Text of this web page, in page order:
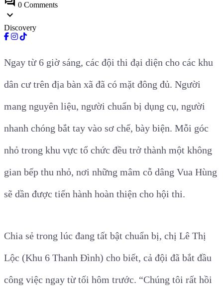
0 Comments
expand_more
Discovery
Ngay từ 6 giờ sáng, các đội thi đại diện cho các khu
dân cư trên địa bàn xã đã có mặt đông đủ. Người
mang nguyên liệu, người chuẩn bị dụng cụ, người
nhanh chóng bắt tay vào sơ chế, bày biện. Mỗi góc
nhỏ trong khu vực tổ chức đều trở thành một không
gian bếp thu nhỏ, nơi những mâm cỗ dâng Vua Hùng
sẽ dần được tiến hành hoàn thiện cho hội thi.
Chia sẻ trong lúc đang tất bật chuẩn bị, chị Lê Thị
Lộc (Khu 6 Thanh Đình) cho biết, cả đội đã bắt đầu
công việc ngay từ tối hôm trước. “Chúng tôi rất hồi